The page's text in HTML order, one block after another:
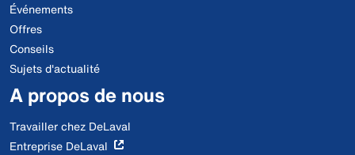
Événements
Offres
Conseils
Sujets d'actualité
A propos de nous
Travailler chez DeLaval
Entreprise DeLaval